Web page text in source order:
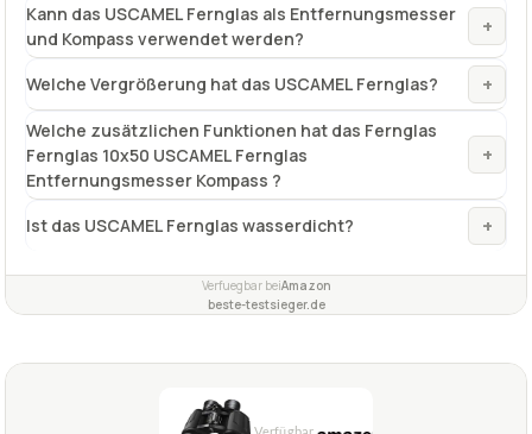
Kann das USCAMEL Fernglas als Entfernungsmesser
und Kompass verwendet werden?
+
Welche Vergrößerung hat das USCAMEL Fernglas? +
Welche zusätzlichen Funktionen hat das Fernglas
Fernglas 10x50 USCAMEL Fernglas
Entfernungsmesser Kompass ?
+
Ist das USCAMEL Fernglas wasserdicht? +
Verfuegbar beiAmazon
beste-testsieger.de